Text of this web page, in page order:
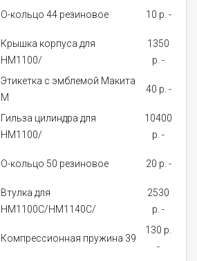
О-кольцо 44 резиновое 10 p. -
Крышка корпуса для
HM1100/
1350
p. -
Этикетка с эмблемой Макита
M
40 p. -
Гильза цилиндра для
HM1100/
10400
p. -
О-кольцо 50 резиновое 20 p. -
Втулка для
HM1100C/HM1140C/
2530
p. -
Компрессионная пружина 39
130 p.
-